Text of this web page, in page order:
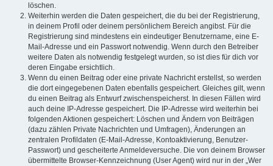
löschen.
Weiterhin werden die Daten gespeichert, die du bei der Registrierung,
in deinem Profil oder deinem persönlichem Bereich angibst. Für die
Registrierung sind mindestens ein eindeutiger Benutzername, eine E-
Mail-Adresse und ein Passwort notwendig. Wenn durch den Betreiber
weitere Daten als notwendig festgelegt wurden, so ist dies für dich vor
deren Eingabe ersichtlich.
Wenn du einen Beitrag oder eine private Nachricht erstellst, so werden
die dort eingegebenen Daten ebenfalls gespeichert. Gleiches gilt, wenn
du einen Beitrag als Entwurf zwischenspeicherst. In diesen Fällen wird
auch deine IP-Adresse gespeichert. Die IP-Adresse wird weiterhin bei
folgenden Aktionen gespeichert: Löschen und Ändern von Beiträgen
(dazu zählen Private Nachrichten und Umfragen), Änderungen an
zentralen Profildaten (E-Mail-Adresse, Kontoaktivierung, Benutzer-
Passwort) und gescheiterte Anmeldeversuche. Die von deinem Browser
übermittelte Browser-Kennzeichnung (User Agent) wird nur in der „Wer